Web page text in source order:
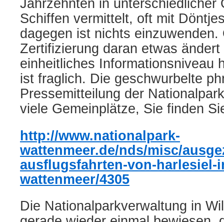
Jahrzehnten in unterschiedlicher
Schiffen vermittelt, oft mit
dagegen ist nichts einzuwenden.
Zertifizierung daran etwas ändert
einheitliches Informationsniveau
ist fraglich. Die geschwurbelte
Pressemitteilung der
viele Gemeinplätze, Sie finden
http://www.nationalpark-
wattenmeer.de/nds/misc/
ausflugsfahrten-von-harlesiel-
wattenmeer/4305
Die Nationalparkverwaltung in